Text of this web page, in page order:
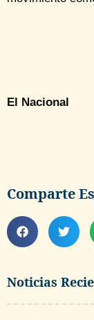
Noticias
El Nacional
Comparte